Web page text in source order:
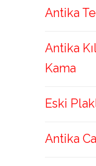
Antika
Antika
Kama
Eski
Antika